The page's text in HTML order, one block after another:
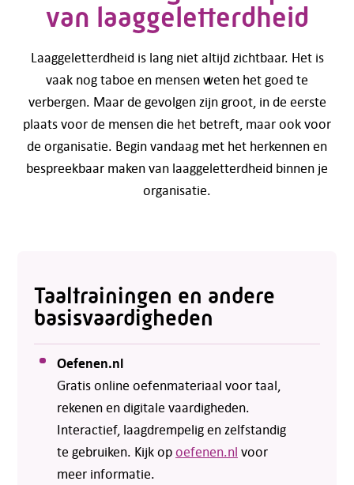
van laaggeletterdheid
Laaggeletterdheid is lang niet altijd zichtbaar. Het is
vaak nog taboe en mensen weten het goed te
verbergen. Maar de gevolgen zijn groot, in de eerste
plaats voor de mensen die het betreft, maar ook voor
de organisatie. Begin vandaag met het herkennen en
bespreekbaar maken van laaggeletterdheid binnen je
organisatie.
Taaltrainingen en andere
basisvaardigheden
Oefenen.nl
Gratis online oefenmateriaal voor taal,
rekenen en digitale vaardigheden.
Interactief, laagdrempelig en zelfstandig
te gebruiken. Kijk opoefenen.nl voor
meer informatie.